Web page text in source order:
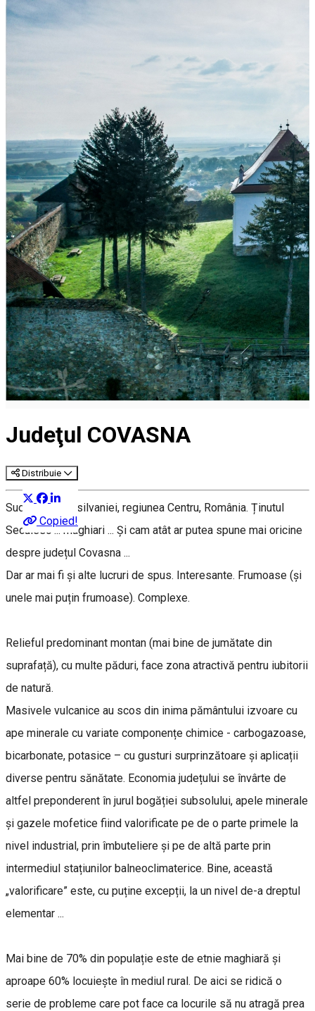
Judeţul COVASNA
Distribuie
Copied!
Sud-estul Transilvaniei, regiunea Centru, România. Ținutul
Secuiesc ... maghiari ... Și cam atât ar putea spune mai oricine
despre județul Covasna ...
Dar ar mai fi și alte lucruri de spus. Interesante. Frumoase (și
unele mai puțin frumoase). Complexe.
Relieful predominant montan (mai bine de jumătate din
suprafață), cu multe păduri, face zona atractivă pentru iubitorii
de natură.
Masivele vulcanice au scos din inima pământului izvoare cu
ape minerale cu variate componențe chimice - carbogazoase,
bicarbonate, potasice – cu gusturi surprinzătoare și aplicații
diverse pentru sănătate. Economia județului se învârte de
altfel preponderent în jurul bogăției subsolului, apele minerale
și gazele mofetice fiind valorificate pe de o parte primele la
nivel industrial, prin îmbuteliere și pe de altă parte prin
intermediul stațiunilor balneoclimaterice. Bine, această
„valorificare” este, cu puține excepții, la un nivel de-a dreptul
elementar ...
Mai bine de 70% din populație este de etnie maghiară și
aproape 60% locuiește în mediul rural. De aici se ridică o
serie de probleme care pot face ca locurile să nu atragă prea